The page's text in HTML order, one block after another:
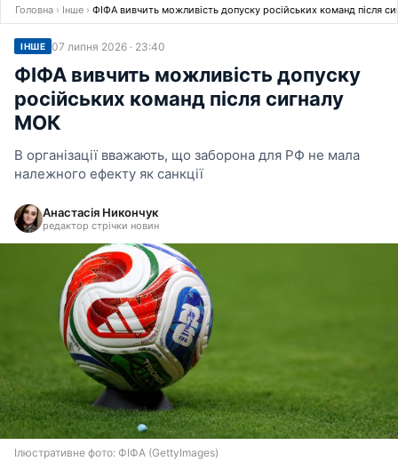
Головна › Інше › ФІФА вивчить можливість допуску російських команд після
ІНШЕ 07 липня 2026 · 23:40
ФІФА вивчить можливість допуску
російських команд після сигналу
МОК
В організації вважають, що заборона для РФ не мала
належного ефекту як санкції
Анастасія Никончук
редактор стрічки новин
Ілюстративне фото: ФІФА (GettyImages)